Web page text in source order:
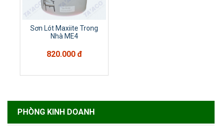
Sơn Lót Maxiite Trong
Nhà ME4
820.000 đ
PHÒNG KINH DOANH